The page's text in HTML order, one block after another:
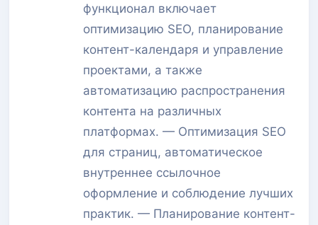
функционал включает
оптимизацию SEO, планирование
контент-календаря и управление
проектами, а также
автоматизацию распространения
контента на различных
платформах. — Оптимизация SEO
для страниц, автоматическое
внутреннее ссылочное
оформление и соблюдение лучших
практик. — Планирование контент-